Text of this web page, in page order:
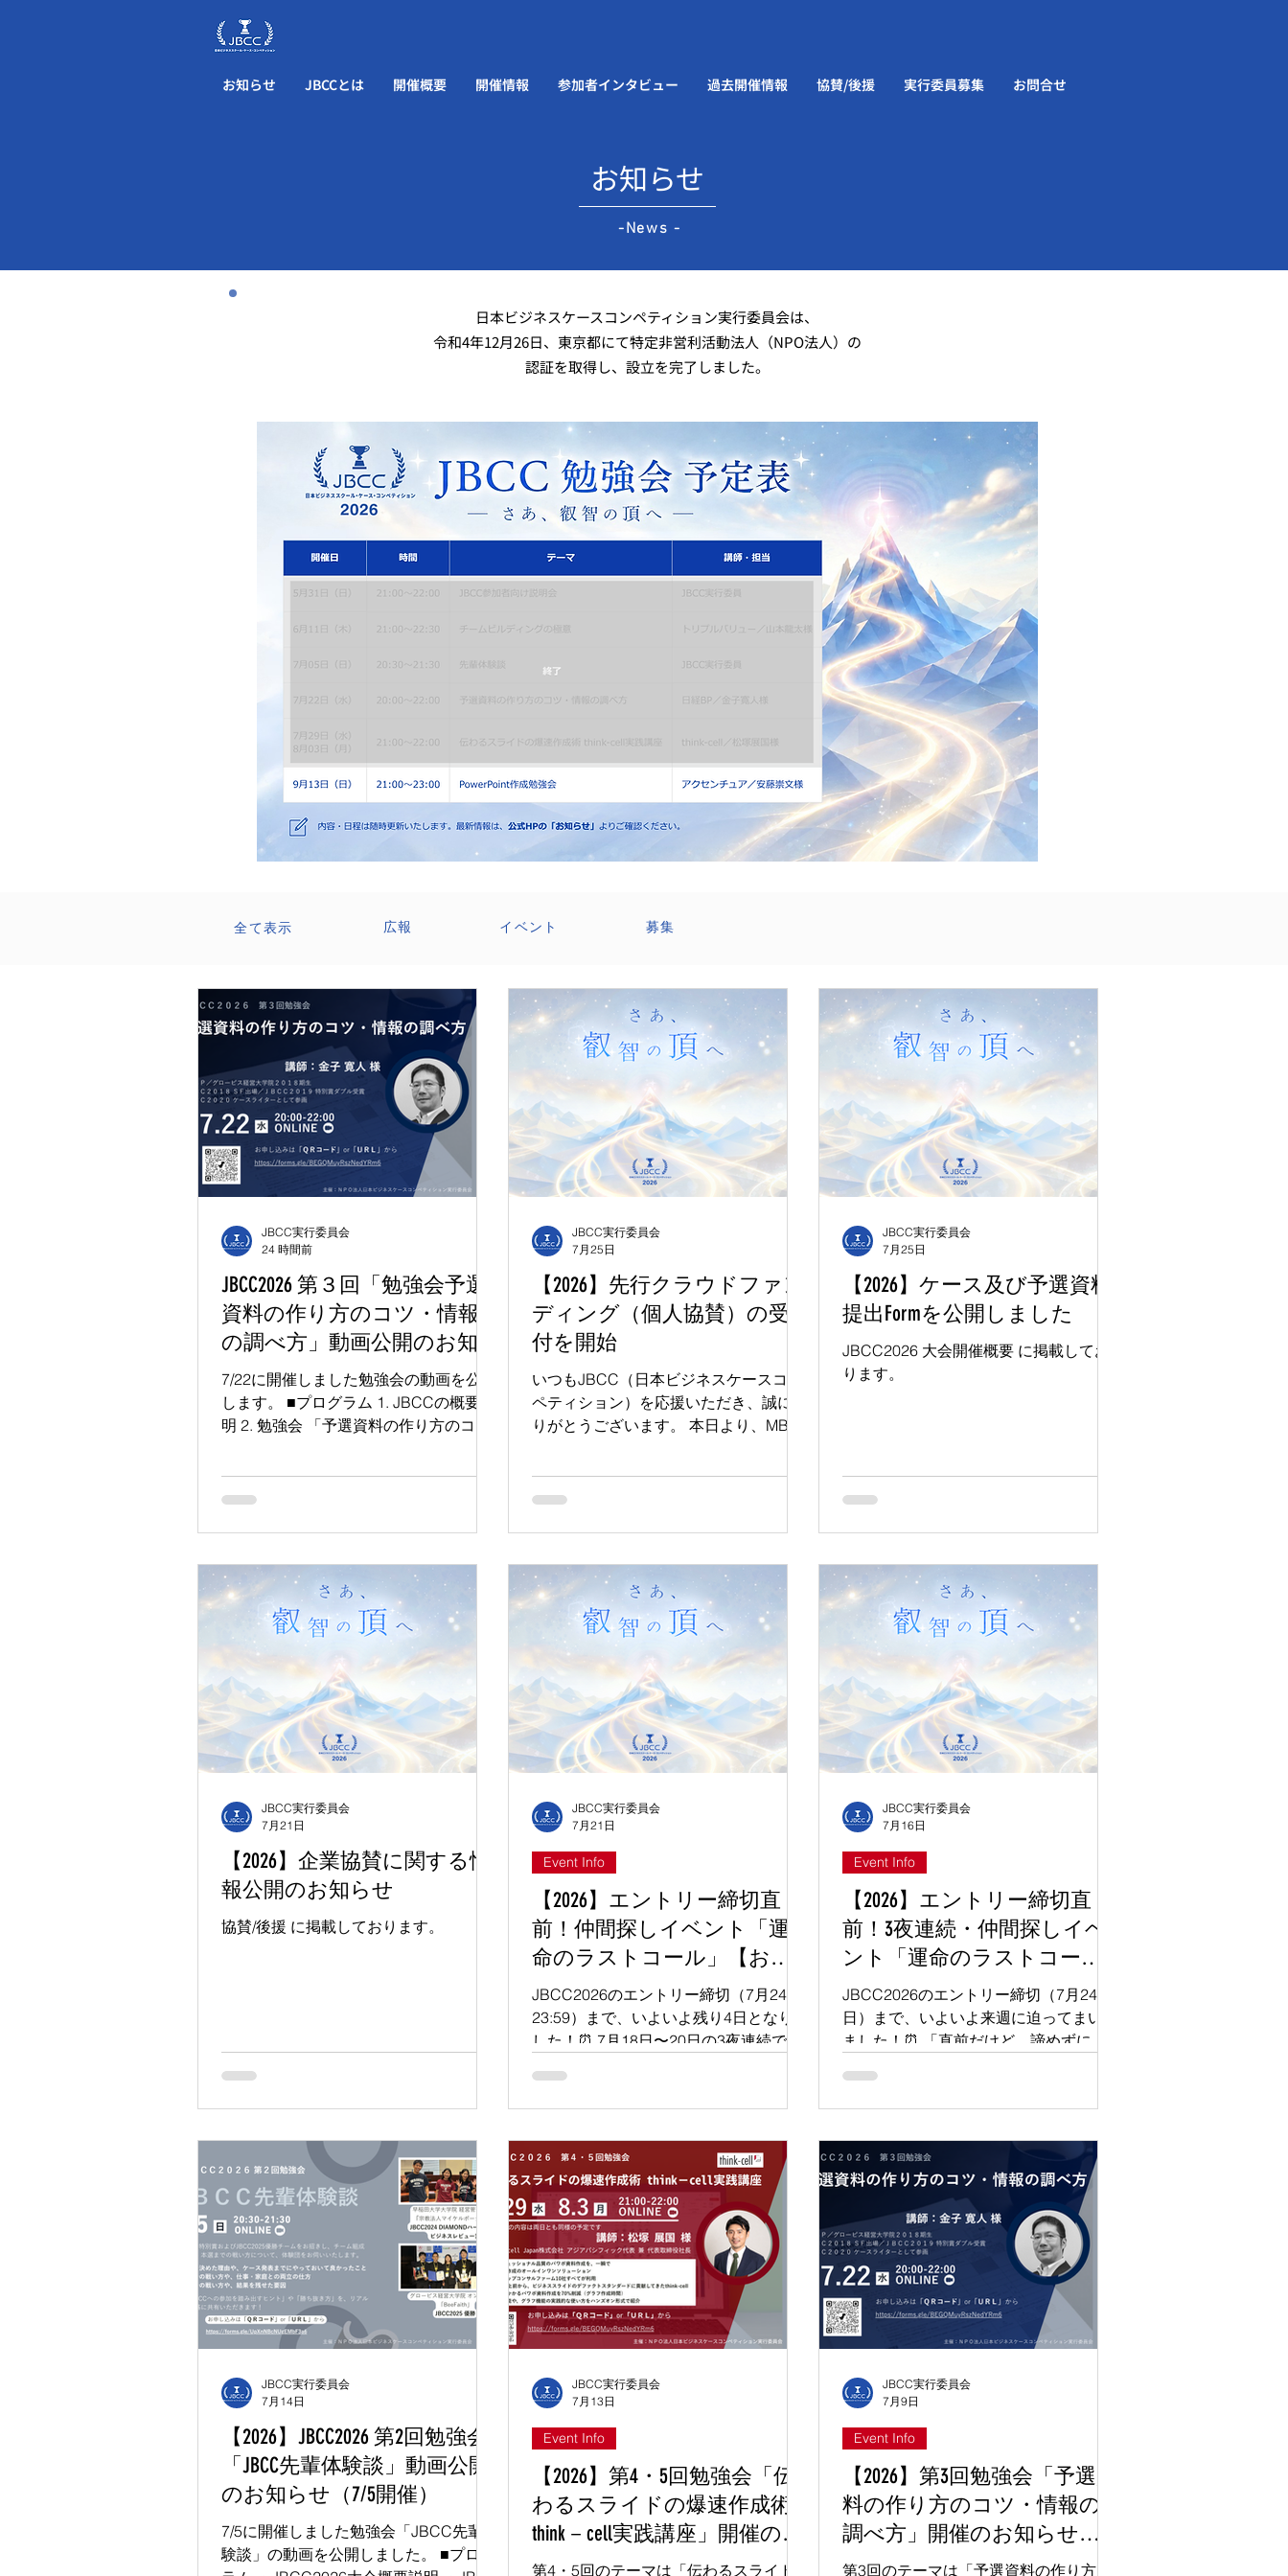
お知らせ JBCCとは 開催概要 開催情報 参加者インタビュー 過去開催情報 協賛/後援 実行委員募集 お問合せ
お知らせ
-News -
日本ビジネスケースコンペティション実行委員会は、
令和4年12月26日、東京都にて特定非営利活動法人（NPO法人）の
認証を取得し、設立を完了しました。
All Posts What's New Recruitment 勉強会・イベント
JBCC2026 第３回「勉強会予選
資料の作り方のコツ・情報
の調べ方」動画公開のお知
らせ(7/22実施)
7/22に開催しました勉強会の動画を公開
します。 ■プログラム 1. JBCCの概要説
明 2. 勉強会 「予選資料の作り方のコ
企業様からのオンラインピッチ 5. 実行
委員からのご案内 6. 懇親会（自由参
JBCC実行委員会
24 時間前
【2026】先行クラウドファン
ディング（個人協賛）の受
付を開始
いつもJBCC（日本ビジネスケースコン
ペティション）を応援いただき、誠にあ
りがとうございます。 本日より、MBA
め、本年度の開催資金を募る先行クラウ
ドファンディング（個人協賛）を開始い
とができました。 本年度も、より質の
高い学びの場を未来の挑戦者へ繋ぐた
め、皆様からのご支援をいただけますと
幸いです。 今回の先行クラウドファン
ディングでは、JBCC2025の課題ケース
「菜の花運輸」の世界観と大会の記録を
まとめた、支援者限定の公式記念誌を返
礼品としてご用意しております。 詳細
は、下記のページよりご覧ください。皆
様のご支援とご協力を、心よりお願い申
https://camp-fire.jp/projects/963385/view
JBCC実行委員会
7月25日
【2026】ケース及び予選資料
提出Formを公開しました
JBCC2026 大会開催概要 に掲載してお
ります。
JBCC実行委員会
7月25日
【2026】企業協賛に関する情
報公開のお知らせ
協賛/後援 に掲載しております。
JBCC実行委員会
7月21日
【2026】エントリー締切直
前！仲間探しイベント「運
命のラストコール」【お替
り延長戦】緊急開催決定！
（7/21～24 毎日21時〜）
JBCC2026のエントリー締切（7月24日
23:59）まで、いよいよ残り4日となりま
した！⏰ 7月18日〜20日の3夜連続で開
のラストコール」では、参加された皆様
同士で熱度の高い深い対話が行われ、す
ステップが着々と進んでおります！🔥
一方で、 「仕事や課題で週末のイベン
トに参加できなかった…」 「あと1名だ
けメンバーを探したいけれど、締切に間
に合うか不安…」 「まだ一人だけど、
どうしてもJBCC挑戦を諦めたくな
い！」 という声にお応えし、実行委員
会では「未決定者ゼロ」を目指して、エ
ントリー締切当日の7月24日（金）まで
継続開催することを決定いたしました！
🔥 エントリー終了のその瞬間まで、実
行委員会は挑戦する皆様を徹底サポート
します！ 💡 イベント当日の進め方 当日
はZoomを活用し、アットホームな雰囲
気でマッチングを行っていきます。 エ
ントリー締切（7/24 23:59）までの4日
間、毎日21:00から開催しますので、都
合の良い
Event Info
JBCC実行委員会
7月21日
【2026】エントリー締切直
前！3夜連続・仲間探しイベ
ント「運命のラストコー
ル」開催（7/18～20開催）
JBCC2026のエントリー締切（7月24
日）まで、いよいよ来週に迫ってまいり
ました！⏰ 「直前だけど、諦めずに最
い！」 「挑戦したい気持ちはあるけれ
ど、結局チームが見つからず諦めかけて
グは間に合わないかも…」 ——そんな
ことはありません！諦めるにはまだ早い
です。 そんな皆様の背中を後押しする
ため、7月18日（土）から20日（月・
祝）までの3日間連続で、オンライン仲
間探しイベント「運命のラストコール」
を開催します！ この最終便に飛び乗っ
て、一生モノの挑戦を共に始める仲間を
見つけましょう！ 💡 イベント当日の進
スした雰囲気で進めていきます。 3日
間、毎日21:00から開催しますので、ご
都合の良い日に（もちろん複数日の参加
も大歓迎！）お気軽にお越しください。
当日は以下について各自簡単にお話しい
ただきたいと思います😊 •自己紹介＆ス
キルアピール： あなたの「得意（戦
略、ファイナンス、資料作成、プレゼン
など）」を教えてください！...
Event Info
JBCC実行委員会
7月16日
【2026】JBCC2026 第2回勉強会
「JBCC先輩体験談」動画公開
のお知らせ（7/5開催）
7/5に開催しました勉強会「JBCC先輩体
験談」の動画を公開しました。 ■プログ
JBCC実行委員会
7月14日
【2026】第4・5回勉強会「伝
わるスライドの爆速作成術
think－cell実践講座」開催のお
知らせ（7/29および8/3開催）
第4・5回のテーマは「伝わるスライドの
Event Info
JBCC実行委員会
7月13日
【2026】第3回勉強会「予選資
料の作り方のコツ・情報の
調べ方」開催のお知らせ
（7/22開催）
第3回のテーマは「予選資料の作り方」
Event Info
JBCC実行委員会
7月9日
全て表示 広報 イベント 募集